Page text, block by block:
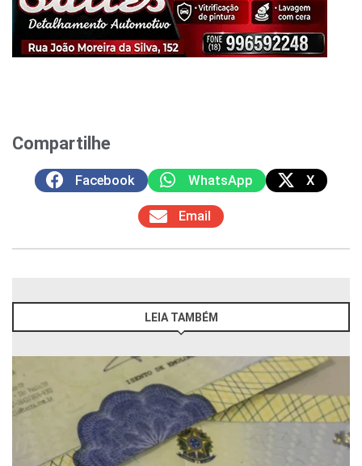
Compartilhe
Facebook WhatsApp X
Email
LEIA TAMBÉM